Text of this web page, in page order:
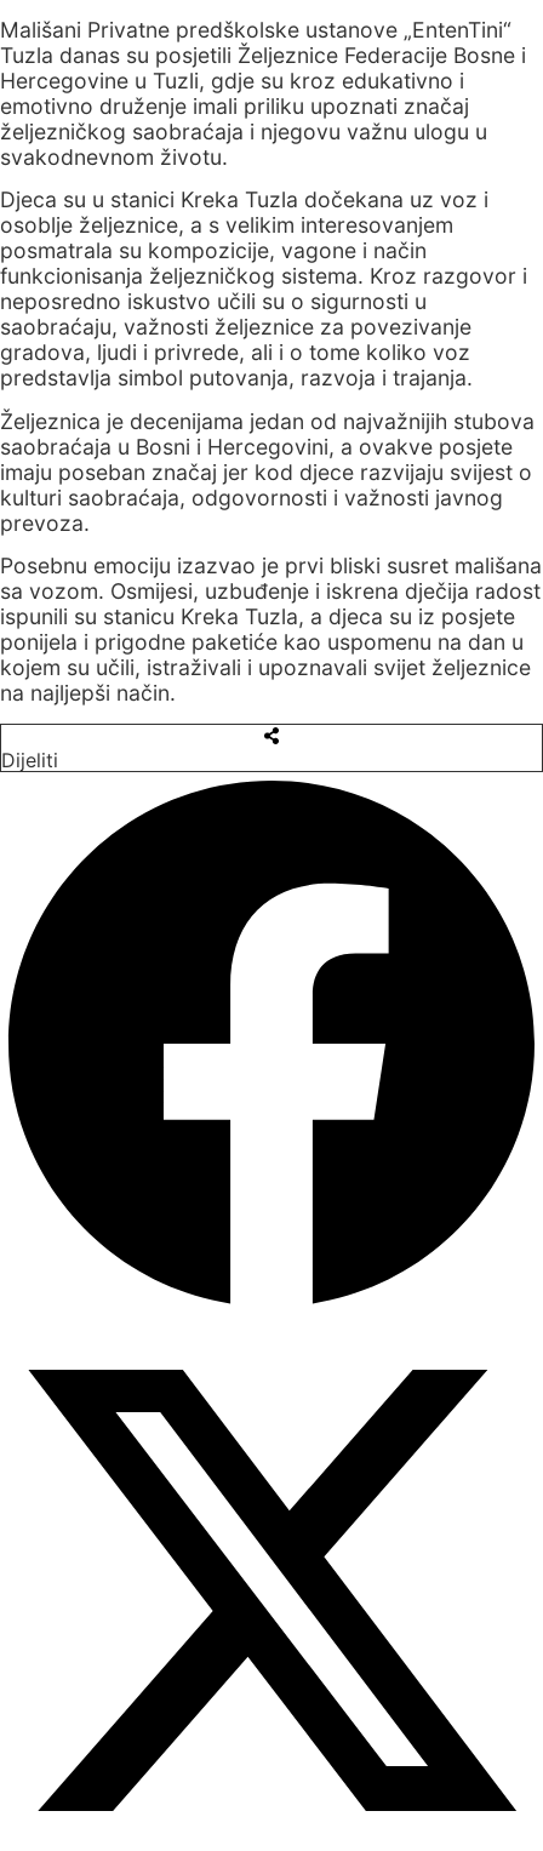
Mališani Privatne predškolske ustanove „EntenTini“
Tuzla danas su posjetili Željeznice Federacije Bosne i
Hercegovine u Tuzli, gdje su kroz edukativno i
emotivno druženje imali priliku upoznati značaj
željezničkog saobraćaja i njegovu važnu ulogu u
svakodnevnom životu.
Djeca su u stanici Kreka Tuzla dočekana uz voz i
osoblje željeznice, a s velikim interesovanjem
posmatrala su kompozicije, vagone i način
funkcionisanja željezničkog sistema. Kroz razgovor i
neposredno iskustvo učili su o sigurnosti u
saobraćaju, važnosti željeznice za povezivanje
gradova, ljudi i privrede, ali i o tome koliko voz
predstavlja simbol putovanja, razvoja i trajanja.
Željeznica je decenijama jedan od najvažnijih stubova
saobraćaja u Bosni i Hercegovini, a ovakve posjete
imaju poseban značaj jer kod djece razvijaju svijest o
kulturi saobraćaja, odgovornosti i važnosti javnog
prevoza.
Posebnu emociju izazvao je prvi bliski susret mališana
sa vozom. Osmijesi, uzbuđenje i iskrena dječija radost
ispunili su stanicu Kreka Tuzla, a djeca su iz posjete
ponijela i prigodne paketiće kao uspomenu na dan u
kojem su učili, istraživali i upoznavali svijet željeznice
na najljepši način.
Dijeliti